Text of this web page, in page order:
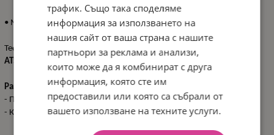
• Може да се превърне в седалка (135-150 см).
Тествано в съответствие сРегламент за изпитване ECE R129/03
ATS San Marino
Размери:
- Продукт:
44.5х39х67-90 см /5.3 кг
- Кашон:
45.5x42x66.5 см / 12.6 кг / 2 бр/кашон
трафик. Също така споделяме
информация за използването на
нашия сайт от ваша страна с нашите
партньори за реклама и анализи,
които може да я комбинират с друга
информация, която сте им
предоставили или която са събрали от
вашето използване на техните услуги.